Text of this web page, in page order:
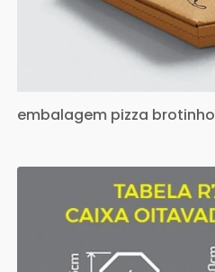
embalagem pizza brotinho